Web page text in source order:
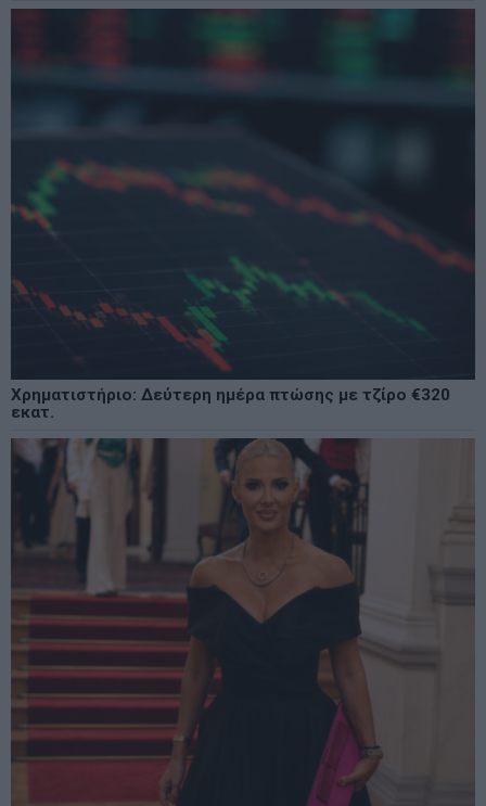
Χρηματιστήριο: Δεύτερη ημέρα πτώσης με τζίρο €320
εκατ.